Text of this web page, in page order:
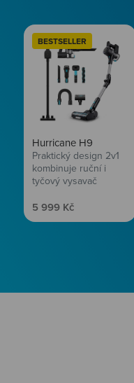
BESTSELLER
Hurricane H9
Praktický design 2v1
kombinuje ruční i
tyčový vysavač
Prodejní cena
5 999 Kč